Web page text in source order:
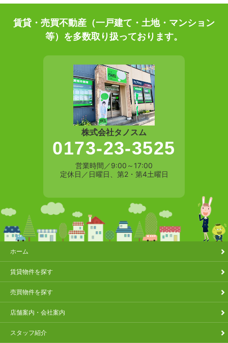
賃貸・売買不動産（一戸建て・土地・マンション
等）を多数取り扱っております。
株式会社タノスム
0173-23-3525
営業時間／9:00～17:00
定休日／日曜日、第2・第4土曜日
ホーム
賃貸物件を探す
売買物件を探す
店舗案内・会社案内
スタッフ紹介